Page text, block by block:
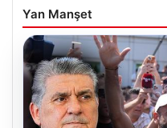
Yan Manşet